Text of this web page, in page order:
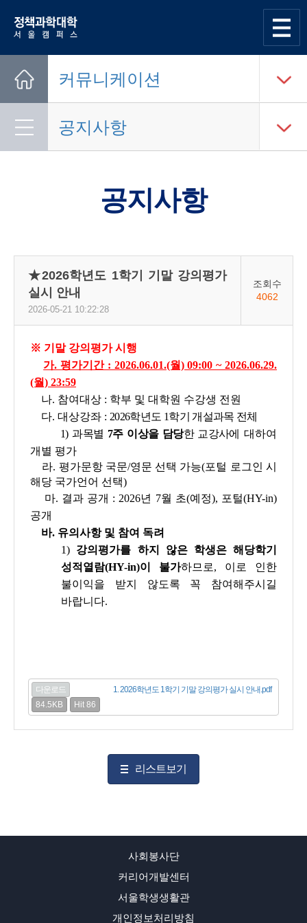
한양대학교
커뮤니케이션
공지사항
공지사항
★2026학년도 1학기 기말 강의평가
실시 안내
2026-05-21 10:22:28
조회수
4062
※ 기말 강의평가 시행
가. 평가기간 : 2026.06.01.(월) 09:00 ~ 2026.06.29.
(월) 23:59
나. 참여대상 : 학부 및 대학원 수강생 전원
다. 대상강좌 : 2026학년도 1학기 개설과목 전체
1) 과목별 7주 이상을 담당한 교강사에
대하여
개별 평가
라. 평가문항 국문/영문 선택 가능(포털 로그인 시
해당 국가언어 선택)
마. 결과 공개 : 2026년 7월 초(예정), 포털(HY-in)
공개
바. 유의사항 및 참여 독려
1) 강의평가를 하지 않은 학생은 해당학기
성적열람(HY-in)이 불가하므로, 이로 인한
불이익을 받지 않도록 꼭 참여해주시길
바랍니다.
다운로드
1. 2026학년도 1학기 기말 강의평가 실시 안내.pdf
84.5KB
Hit 86
리스트보기
사회봉사단
커리어개발센터
서울학생생활관
개인정보처리방침